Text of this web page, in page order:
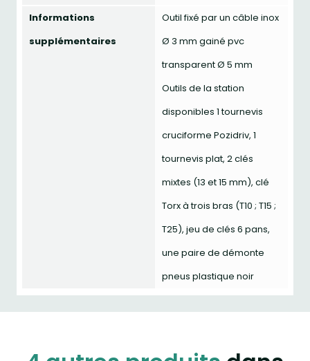
Informations
supplémentaires
Outil fixé par un câble inox
Ø 3 mm gainé pvc
transparent Ø 5 mm
Outils de la station
disponibles 1 tournevis
cruciforme Pozidriv, 1
tournevis plat, 2 clés
mixtes (13 et 15 mm), clé
Torx à trois bras (T10 ; T15 ;
T25), jeu de clés 6 pans,
une paire de démonte
pneus plastique noir